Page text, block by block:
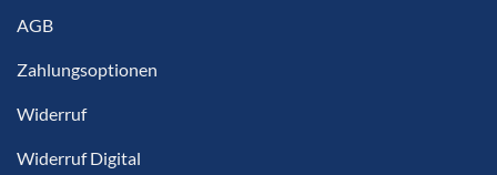
AGB
Zahlungsoptionen
Widerruf
Widerruf Digital